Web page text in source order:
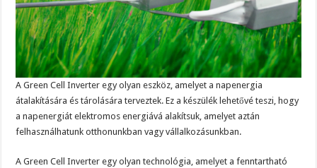
A Green Cell Inverter egy olyan eszköz, amelyet a napenergia
átalakítására és tárolására terveztek. Ez a készülék lehetővé teszi, hogy
a napenergiát elektromos energiává alakítsuk, amelyet aztán
felhasználhatunk otthonunkban vagy vállalkozásunkban.
A Green Cell Inverter egy olyan technológia, amelyet a fenntartható